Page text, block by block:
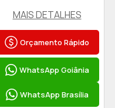
MAIS DETALHES
Orçamento Rápido
WhatsApp Goiânia
WhatsApp Brasília